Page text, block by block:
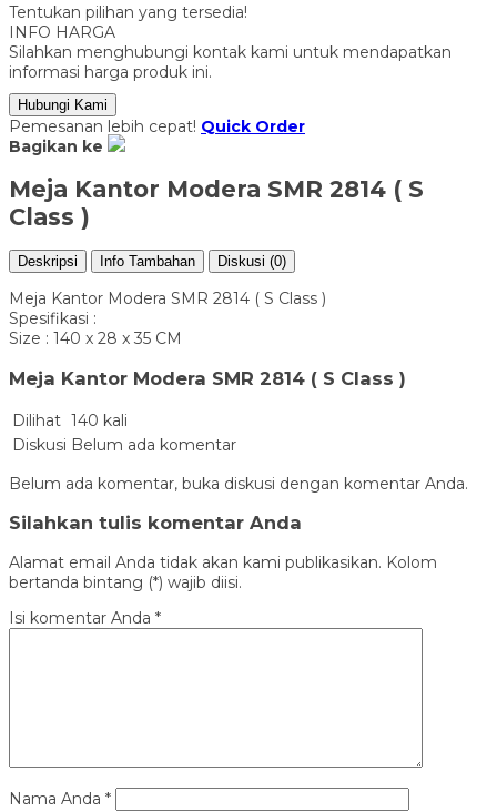
Tentukan pilihan yang tersedia!
INFO HARGA
Silahkan menghubungi kontak kami untuk mendapatkan
informasi harga produk ini.
Hubungi Kami
Pemesanan lebih cepat! Quick Order
Bagikan ke
Meja Kantor Modera SMR 2814 ( S
Class )
Deskripsi Info Tambahan Diskusi (0)
Meja Kantor Modera SMR 2814 ( S Class )
Spesifikasi :
Size : 140 x 28 x 35 CM
Meja Kantor Modera SMR 2814 ( S Class )
Dilihat 140 kali
Diskusi Belum ada komentar
Belum ada komentar, buka diskusi dengan komentar Anda.
Silahkan tulis komentar Anda
Alamat email Anda tidak akan kami publikasikan. Kolom
bertanda bintang (*) wajib diisi.
Isi komentar Anda *
Nama Anda *